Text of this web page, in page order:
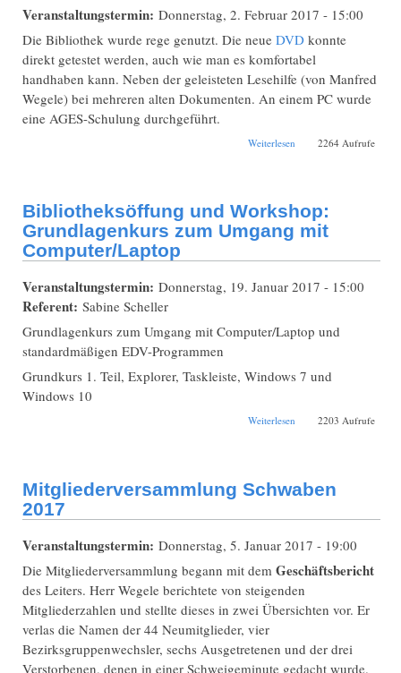
Veranstaltungstermin: Donnerstag, 2. Februar 2017 - 15:00
Die Bibliothek wurde rege genutzt. Die neue DVD konnte
direkt getestet werden, auch wie man es komfortabel
handhaben kann. Neben der geleisteten Lesehilfe (von Manfred
Wegele) bei mehreren alten Dokumenten. An einem PC wurde
eine AGES-Schulung durchgeführt.
Weiterlesen 2264 Aufrufe
Bibliotheksöffung und Workshop:
Grundlagenkurs zum Umgang mit
Computer/Laptop
Veranstaltungstermin: Donnerstag, 19. Januar 2017 - 15:00
Referent: Sabine Scheller
Grundlagenkurs zum Umgang mit Computer/Laptop und
standardmäßigen EDV-Programmen
Grundkurs 1. Teil, Explorer, Taskleiste, Windows 7 und
Windows 10
Weiterlesen über Bibliotheksöffung
2203 Aufrufe
Mitgliederversammlung Schwaben
2017
Veranstaltungstermin: Donnerstag, 5. Januar 2017 - 19:00
Die Mitgliederversammlung begann mit dem Geschäftsbericht
des Leiters. Herr Wegele berichtete von steigenden
Mitgliederzahlen und stellte dieses in zwei Übersichten vor. Er
verlas die Namen der 44 Neumitglieder, vier
Bezirksgruppenwechsler, sechs Ausgetretenen und der drei
Verstorbenen, denen in einer Schweigeminute gedacht wurde.